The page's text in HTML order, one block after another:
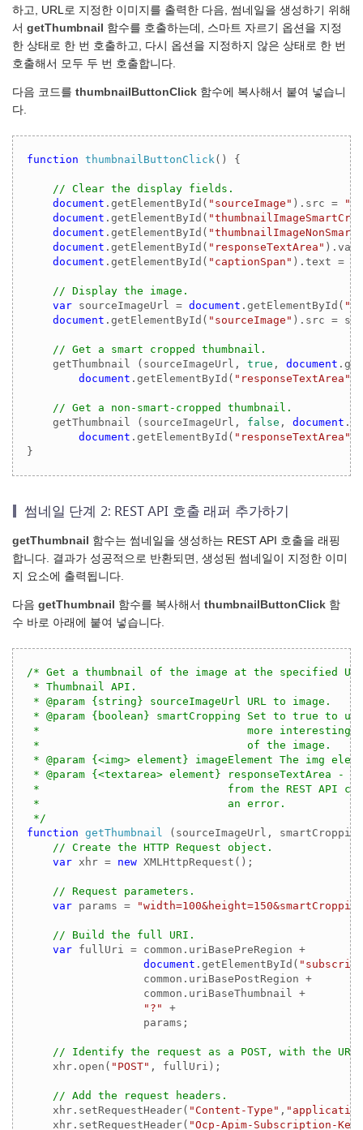
하고, URL로 지정한 이미지를 출력한 다음, 썸네일을 생성하기 위해
서 getThumbnail 함수를 호출하는데, 스마트 자르기 옵션을 지정
한 상태로 한 번 호출하고, 다시 옵션을 지정하지 않은 상태로 한 번
호출해서 모두 두 번 호출합니다.
다음 코드를 thumbnailButtonClick 함수에 복사해서 붙여 넣습니
다.
function thumbnailButtonClick( ) {
// Clear the display fields.
document .getElementById( "sourceImage" ).src =
"#"
document .getElementById(
document .getElementById(
document .getElementById( "responseTextArea"
document .getElementById( "captionSpan" ).text =
// Display the image.
var sourceImageUrl = document .getElementById(
document .getElementById( "sourceImage" ).src =
// Get a smart cropped thumbnail.
    getThumbnail (sourceImageUrl,
true , document
document .getElementById( "responseTextArea"
// Get a non-smart-cropped thumbnail.
    getThumbnail (sourceImageUrl,
false , document
document .getElementById( "responseTextArea"
썸네일 단계 2: REST API 호출 래퍼 추가하기
getThumbnail 함수는 썸네일을 생성하는 REST API 호출을 래핑
합니다. 결과가 성공적으로 반환되면, 생성된 썸네일이 지정한 이미
지 요소에 출력됩니다.
다음 getThumbnail 함수를 복사해서 thumbnailButtonClick 함
수 바로 아래에 붙여 넣습니다.
/* Get a thumbnail of the image at the specified
* Thumbnail API.
* @param {string} sourceImageUrl URL to image.
* @param {boolean} smartCropping Set to true to
*                                more interesting area
*                                of the image.
* @param {<img> element} imageElement The img
* @param {<textarea> element} responseTextArea -
*                             from the REST API call,
*                             an error.
*/
function getThumbnail ( sourceImageUrl,
// Create the HTTP Request object.
var xhr = new XMLHttpRequest();
// Request parameters.
var params =
// Build the full URI.
var fullUri = common.uriBasePreRegion +
document .getElementById(
                  common.uriBasePostRegion +
                  common.uriBaseThumbnail +
"?"
+
                  params;
// Identify the request as a POST, with the URI
    xhr.open(
"POST" , fullUri);
// Add the request headers.
    xhr.setRequestHeader(
"Content-Type" ,
    xhr.setRequestHeader(
"Ocp-Apim-Subscription-Key"